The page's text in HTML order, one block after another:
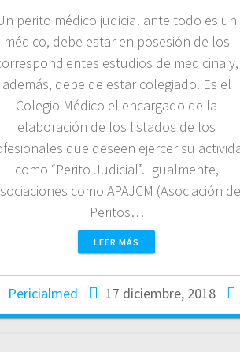
perito médico judicial ante todo es un
médico, debe estar en posesión de los
estudios de medicina y,
además, debe de estar colegiado. Es el
Colegio Médico el encargado de la
elaboración de los listados de los
que deseen ejercer su
como “Perito Judicial”. Igualmente,
como APAJCM (Asociación de
Peritos…
LEER MÁS
Pericialmed 17 diciembre, 2018